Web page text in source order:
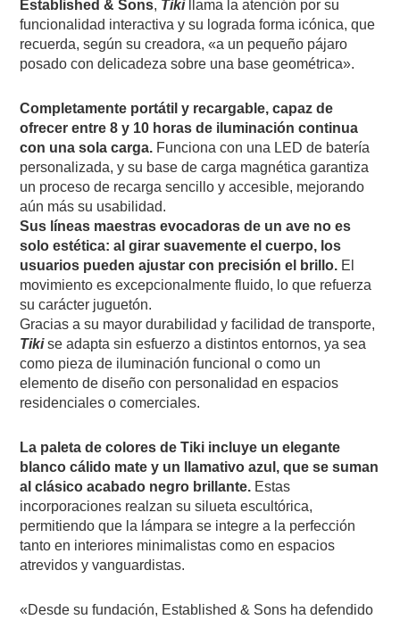
Established & Sons, Tikillama la atención por su
funcionalidad interactiva y su lograda forma icónica, que
recuerda, según su creadora, «a un pequeño pájaro
posado con delicadeza sobre una base geométrica».
Completamente portátil y recargable, capaz de
ofrecer entre 8 y 10 horas de iluminación continua
con una sola carga. Funciona con una LED de batería
personalizada, y su base de carga magnética garantiza
un proceso de recarga sencillo y accesible, mejorando
aún más su usabilidad.
Sus líneas maestras evocadoras de un ave no es
solo estética: al girar suavemente el cuerpo, los
usuarios pueden ajustar con precisión el brillo. El
movimiento es excepcionalmente fluido, lo que refuerza
su carácter juguetón.
Gracias a su mayor durabilidad y facilidad de transporte,
Tikise adapta sin esfuerzo a distintos entornos, ya sea
como pieza de iluminación funcional o como un
elemento de diseño con personalidad en espacios
residenciales o comerciales.
La paleta de colores de Tiki incluye un elegante
blanco cálido mate y un llamativo azul, que se suman
al clásico acabado negro brillante. Estas
incorporaciones realzan su silueta escultórica,
permitiendo que la lámpara se integre a la perfección
tanto en interiores minimalistas como en espacios
atrevidos y vanguardistas.
«Desde su fundación, Established & Sons ha defendido